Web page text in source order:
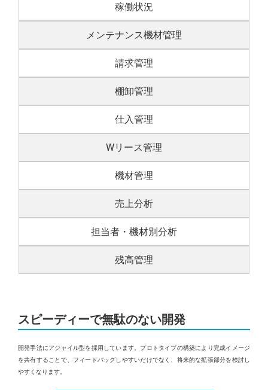
稼働状況
メンテナンス機材管理
請求管理
棚卸管理
仕入管理
Wリース管理
機材管理
売上分析
担当者・機材別分析
残高管理
スピーディーで無駄のない開発
開発手法にアジャイル型を採用しています。プロトタイプの構築により完成イメージ
を共有することで、フィードバッグしやすいだけでなく、将来的な拡張部分を検討し
やすくなります。